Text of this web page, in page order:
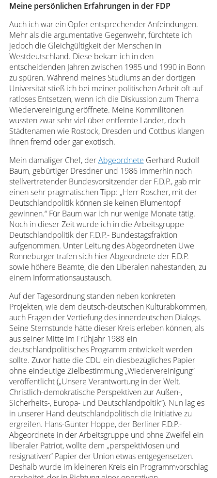
Meine persönlichen Erfahrungen in der FDP
Auch ich war ein Opfer entsprechender Anfeindungen.
Mehr als die argumentative Gegenwehr, fürchtete ich
jedoch die Gleichgültigkeit der Menschen in
Westdeutschland. Diese bekam ich in den
entscheidenden Jahren zwischen 1985 und 1990 in Bonn
zu spüren. Während meines Studiums an der dortigen
Universität stieß ich bei meiner politischen Arbeit oft auf
ratloses Entsetzen, wenn ich die Diskussion zum Thema
Wiedervereinigung eröffnete. Meine Kommilitonen
wussten zwar sehr viel über entfernte Länder, doch
Städtenamen wie Rostock, Dresden und Cottbus klangen
ihnen fremd oder gar exotisch.
Mein damaliger Chef, derAbgeordnete Gerhard Rudolf
Baum, gebürtiger Dresdner und 1986 immerhin noch
stellvertretender Bundesvorsitzender der F.D.P., gab mir
einen sehr pragmatischen Tipp: „Herr Roscher, mit der
Deutschlandpolitik können sie keinen Blumentopf
gewinnen.“ Für Baum war ich nur wenige Monate tätig.
Noch in dieser Zeit wurde ich in die Arbeitsgruppe
Deutschlandpolitik der F.D.P.- Bundestagsfraktion
aufgenommen. Unter Leitung des Abgeordneten Uwe
Ronneburger trafen sich hier Abgeordnete der F.D.P.
sowie höhere Beamte, die den Liberalen nahestanden, zu
einem Informationsaustausch.
Auf der Tagesordnung standen neben konkreten
Projekten, wie dem deutsch-deutschen Kulturabkommen,
auch Fragen der Vertiefung des innerdeutschen Dialogs.
Seine Sternstunde hätte dieser Kreis erleben können, als
aus seiner Mitte im Frühjahr 1988 ein
deutschlandpolitisches Programm entwickelt werden
sollte. Zuvor hatte die CDU ein diesbezügliches Papier
ohne eindeutige Zielbestimmung „Wiedervereinigung“
veröffentlicht („Unsere Verantwortung in der Welt.
Christlich-demokratische Perspektiven zur Außen-,
Sicherheits-, Europa- und Deutschlandpoltik“). Nun lag es
in unserer Hand deutschlandpolitisch die Initiative zu
ergreifen. Hans-Günter Hoppe, der Berliner F.D.P.-
Abgeordnete in der Arbeitsgruppe und ohne Zweifel ein
liberaler Patriot, wollte dem „perspektivlosen und
resignativen“ Papier der Union etwas entgegensetzen.
Deshalb wurde im kleineren Kreis ein Programmvorschlag